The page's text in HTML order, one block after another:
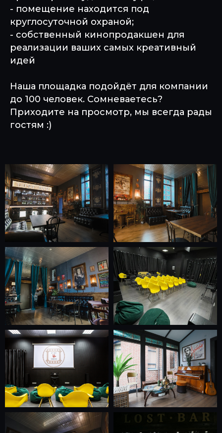
- помещение находится под
круглосуточной охраной;
- собственный кинопродакшен для
реализации ваших самых креативный
идей
Наша площадка подойдёт для компании
до 100 человек. Сомневаетесь?
Приходите на просмотр, мы всегда рады
гостям :)